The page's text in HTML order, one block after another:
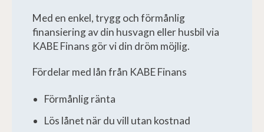
Med en enkel, trygg och förmånlig
finansiering av din husvagn eller husbilvia
KABE Finans gör vi din dröm möjlig.
Fördelar med lån från KABE Finans
Förmånlig ränta
Lös lånet när du vill utan kostnad